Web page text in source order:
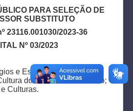
PARA SELEÇÃO DE
SUBSTITUTO
23116.001030/2023-36
Nº 03/2023
e Estágios
do Movimento Humano;
Culturas.